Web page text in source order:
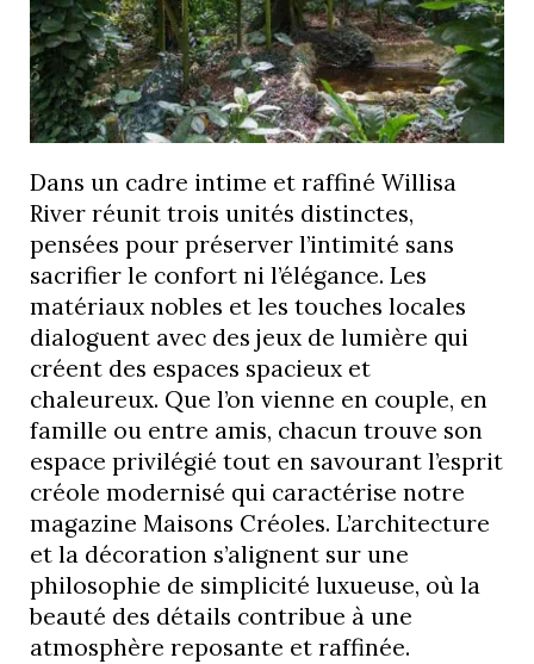
Dans un cadre intime et raffiné Willisa
River réunit trois unités distinctes,
pensées pour préserver l’intimité sans
sacrifier le confort ni l’élégance. Les
matériaux nobles et les touches locales
dialoguent avec des jeux de lumière qui
créent des espaces spacieux et
chaleureux. Que l’on vienne en couple, en
famille ou entre amis, chacun trouve son
espace privilégié tout en savourant l’esprit
créole modernisé qui caractérise notre
magazine Maisons Créoles. L’architecture
et la décoration s’alignent sur une
philosophie de simplicité luxueuse, où la
beauté des détails contribue à une
atmosphère reposante et raffinée.